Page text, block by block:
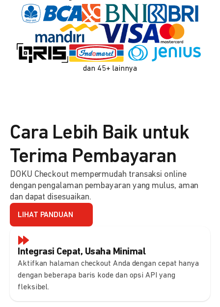
dan 45+ lainnya
Integrasi Cepat, Usaha Minimal
Aktifkan halaman checkout Anda dengan cepat hanya
dengan beberapa baris kode dan opsi API yang
fleksibel.
Cara Lebih Baik untuk
Terima Pembayaran
DOKU Checkout mempermudah transaksi online
dengan pengalaman pembayaran yang mulus, aman
dan dapat disesuaikan.
LIHAT PANDUAN